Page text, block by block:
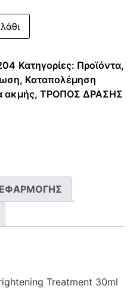
Κατηγορίες: Προϊόντα,
, Καταπολέμηση
ακμής, ΤΡΟΠΟΣ ΔΡΑΣΗΣ
Treatment 30ml